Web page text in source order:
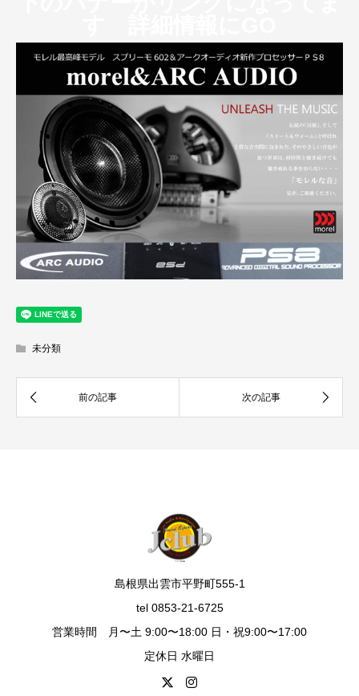
未分類
島根県出雲市平野町555-1
tel 0853-21-6725
営業時間 月〜土 9:00〜18:00 日・祝9:00〜17:00
定休日 水曜日